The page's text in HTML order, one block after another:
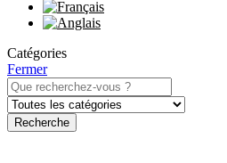
Catégories
Fermer
Recherche